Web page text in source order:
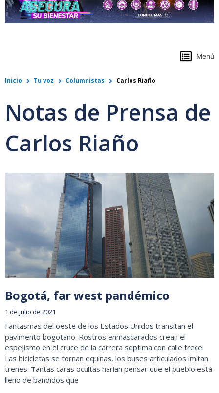
Menú
Inicio Tu voz Columnistas Carlos Riaño
Notas de Prensa de
Carlos Riaño
Bogotá, far west pandémico
1 de julio de 2021
Fantasmas del oeste de los Estados Unidos transitan el
pavimento bogotano. Rostros enmascarados crean el
espejismo en el cruce de la carrera séptima con calle trece.
Las bicicletas se tornan equinas, los buses articulados imitan
trenes. Tantas caras ocultas harían pensar que el pueblo está
lleno de bandidos que